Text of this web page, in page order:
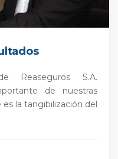
Reaseguros S.A.
de nuestras
la tangibilización del